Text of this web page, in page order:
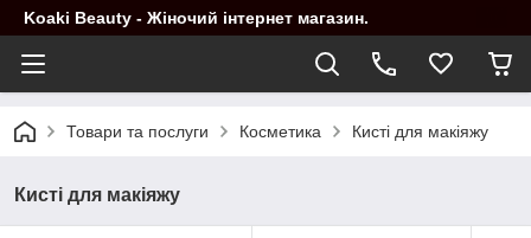
Koaki Beauty - Жіночий інтернет магазин.
Товари та послуги Косметика Кисті для макіяжу
Кисті для макіяжу